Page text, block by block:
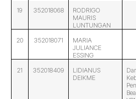
19 352018068
RODRIGO
MAURIS
LUNTUNGAN
20 352018071
MARIA
JULIANCE
ESSING
21 352018409
LIDIANUS
DEIKME